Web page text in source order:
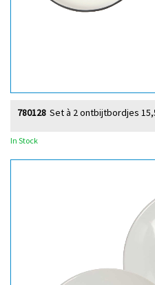
Set à 2 ontbijtbordjes
780128
In Stock